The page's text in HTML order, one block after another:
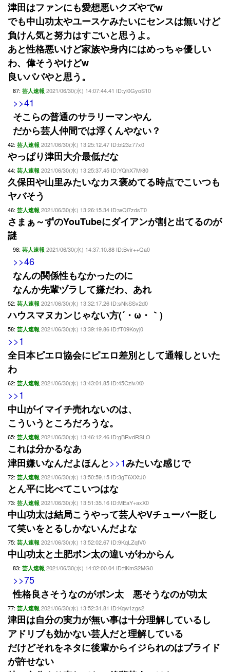
津田はファンにも愛想悪いクズやでw
でも中山功太やユースケみたいにセンスは無いけど
負けん気と努力はすごいと思うよ。
あと性格悪いけど家族や身内にはめっちゃ優しい
わ、偉そうやけどw
良いパパやと思う。
87: 芸人速報 2021/06/30(水) 14:07:44.41 ID:yi0GyoS10
>>41
そこらの普通のサラリーマンやん
だから芸人仲間では浮くんやない？
42: 芸人速報 2021/06/30(水) 13:25:12.47 ID:bt23z77x0
やっぱり津田大介最低だな
44: 芸人速報 2021/06/30(水) 13:25:37.45 ID:YQhX7M/80
久保田や山里みたいなカス褒めてる時点でこいつも
ヤバそう
46: 芸人速報 2021/06/30(水) 13:26:15.34 ID:wQi7zdsT0
さまぁ～ずのYouTubeにダイアンが割と出てるのが
謎
98: 芸人速報 2021/06/30(水) 14:37:10.88 ID:Bvir++Qa0
>>46
なんの関係性もなかったのに
なんか先輩ヅラして嫌だわ、あれ
52: 芸人速報 2021/06/30(水) 13:32:17.26 ID:sNkSSv2d0
ハウスマヌカンじゃない方(´・ω・｀)
58: 芸人速報 2021/06/30(水) 13:39:19.86 ID:fT09Koyj0
>>1
全日本ピエロ協会にピエロ差別として通報しといた
わ
62: 芸人速報 2021/06/30(水) 13:43:01.85 ID:45Czlv/X0
>>1
中山がイマイチ売れないのは、
こういうところだろうな。
65: 芸人速報 2021/06/30(水) 13:46:12.46 ID:gBRvdRSLO
これは分かるなあ
津田嫌いなんだよほんと>>1みたいな感じで
72: 芸人速報 2021/06/30(水) 13:50:59.15 ID:3gT6XXtJ0
とん平に比べてこいつはな
73: 芸人速報 2021/06/30(水) 13:51:35.16 ID:MEaY+axX0
中山功太は結局こうやって芸人やVチューバー貶し
て笑いをとるしかないんだよな
75: 芸人速報 2021/06/30(水) 13:52:02.67 ID:9KqLZqfV0
中山功太と土肥ポン太の違いがわからん
83: 芸人速報 2021/06/30(水) 14:02:00.04 ID:tlKmS2MG0
>>75
性格良さそうなのがポン太 悪そうなのが功太
77: 芸人速報 2021/06/30(水) 13:52:31.81 ID:Kqw1zgs2
津田は自分の実力が無い事は十分理解しているし
アドリブも効かない芸人だと理解している
だけどそれをネタに後輩からイジられのはプライド
が許せない